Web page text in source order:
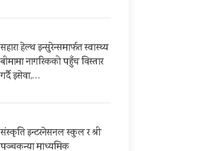
सहारा हेल्थ इन्सुरेन्समार्फत स्वास्थ्य
बीमामा नागरिकको पहुँच विस्तार
गर्दै इसेवा,…
संस्कृति इन्टरनेसनल स्कुल र श्री
पञ्चकन्या माध्यमिक